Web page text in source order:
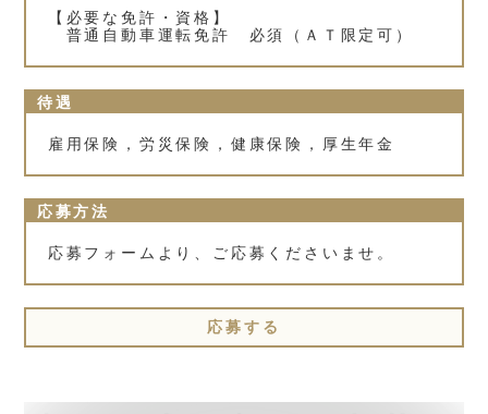
【必要な免許・資格】
普通自動車運転免許 必須（ＡＴ限定可）
待遇
雇用保険，労災保険，健康保険，厚生年金
応募方法
応募フォームより、ご応募くださいませ。
応募する